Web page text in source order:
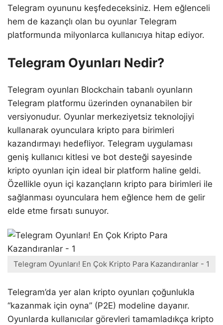
Telegram oyununu keşfedeceksiniz. Hem eğlenceli
hem de kazançlı olan bu oyunlar Telegram
platformunda milyonlarca kullanıcıya hitap ediyor.
Telegram Oyunları Nedir?
Telegram oyunları Blockchain tabanlı oyunların
Telegram platformu üzerinden oynanabilen bir
versiyonudur. Oyunlar merkeziyetsiz teknolojiyi
kullanarak oyunculara kripto para birimleri
kazandırmayı hedefliyor. Telegram uygulaması
geniş kullanıcı kitlesi ve bot desteği sayesinde
kripto oyunları için ideal bir platform haline geldi.
Özellikle oyun içi kazançların kripto para birimleri ile
sağlanması oyunculara hem eğlence hem de gelir
elde etme fırsatı sunuyor.
Telegram Oyunları! En Çok Kripto Para Kazandıranlar - 1
Telegram’da yer alan kripto oyunları çoğunlukla
“kazanmak için oyna” (P2E) modeline dayanır.
Oyunlarda kullanıcılar görevleri tamamladıkça kripto